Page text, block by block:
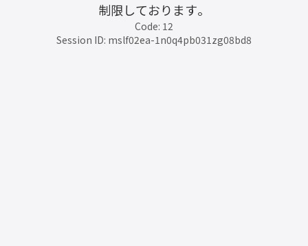
制限しております。
Code: 12
Session ID: mslf02ea-1n0q4pb031zg08bd8